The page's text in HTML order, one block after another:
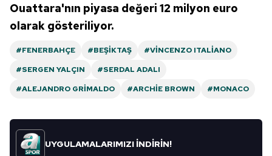
Ouattara'nın piyasa değeri 12 milyon euro
olarak gösteriliyor.
#FENERBAHÇE #BEŞIKTAŞ
#VINCENZO ITALIANO
#SERGEN YALÇIN
#SERDAL ADALI
#ALEJANDRO GRIMALDO
#ARCHIE BROWN #MONACO
UYGULAMALARIMIZI İNDİRİN!